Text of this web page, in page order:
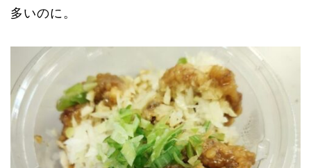
多いのに。